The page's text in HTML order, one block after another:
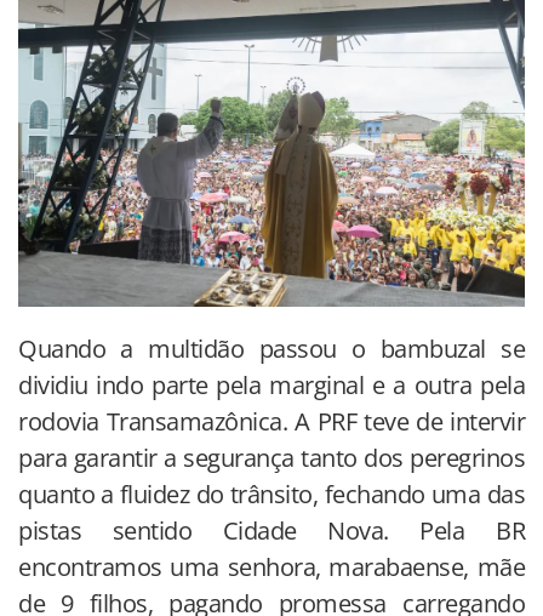
Quando a multidão passou o bambuzal se
dividiu indo parte pela marginal e a outra pela
rodovia Transamazônica. A PRF teve de intervir
para garantir a segurança tanto dos peregrinos
quanto a fluidez do trânsito, fechando uma das
pistas sentido Cidade Nova. Pela BR
encontramos uma senhora, marabaense, mãe
de 9 filhos, pagando promessa carregando